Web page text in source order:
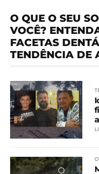
O QUE O SEU
VOCÊ?
FACETAS
TENDÊNCIA DE